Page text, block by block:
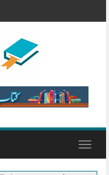
content
Toggle